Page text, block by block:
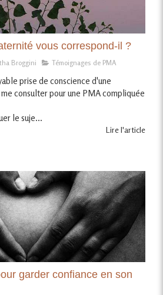
vous correspond-il ?
Broggini Témoignages de PMA
prise de conscience d'une
consulter pour une PMA compliquée
le suje...
Lire l'article
garder confiance en son